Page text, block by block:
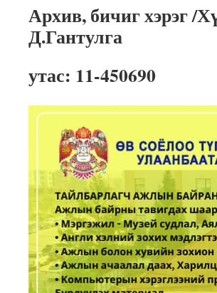
Архив, бичиг хэрэг /
Д.Гантулга
утас: 11-450690